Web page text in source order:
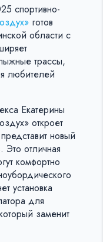
спортивно-
готов
области с
трассы,
любителей
Екатерины
откроет
новый
отличная
комфортно
установка
для
заменит